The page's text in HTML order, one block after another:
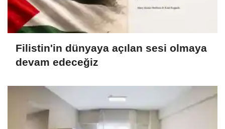
Filistin'in dünyaya açılan sesi olmaya
devam edeceğiz